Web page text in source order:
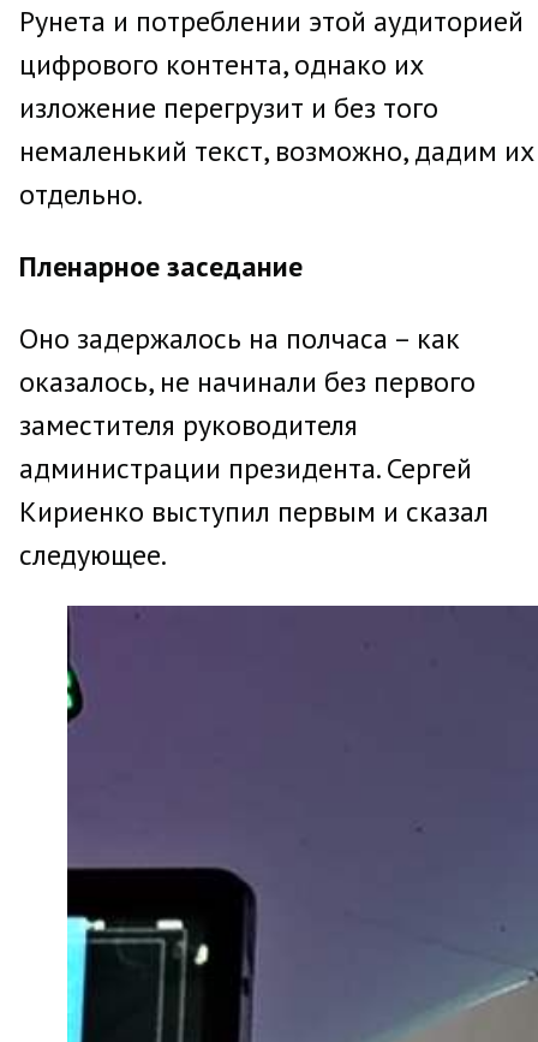
Рунета и потреблении этой аудиторией
цифрового контента, однако их
изложение перегрузит и без того
немаленький текст, возможно, дадим их
отдельно.
Пленарное заседание
Оно задержалось на полчаса – как
оказалось, не начинали без первого
заместителя руководителя
администрации президента. Сергей
Кириенко выступил первым и сказал
следующее.